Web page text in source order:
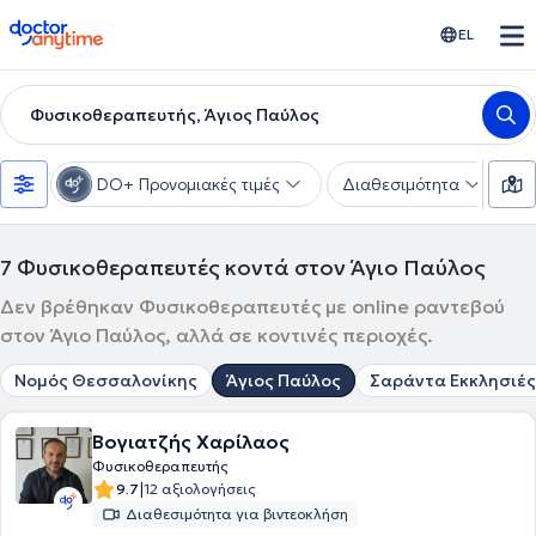
doctoranytime EL
Φυσικοθεραπευτής, Άγιος Παύλος
DO+ Προνομιακές τιμές Διαθεσιμότητα
7 Φυσικοθεραπευτές κοντά στον Άγιο Παύλος
Δεν βρέθηκαν Φυσικοθεραπευτές με online ραντεβού
στον Άγιο Παύλος, αλλά σε κοντινές περιοχές.
Νομός Θεσσαλονίκης Άγιος Παύλος Σαράντα Εκκλησιές
Βογιατζής Χαρίλαος
Φυσικοθεραπευτής
9.7|12 αξιολογήσεις
Διαθεσιμότητα για βιντεοκλήση